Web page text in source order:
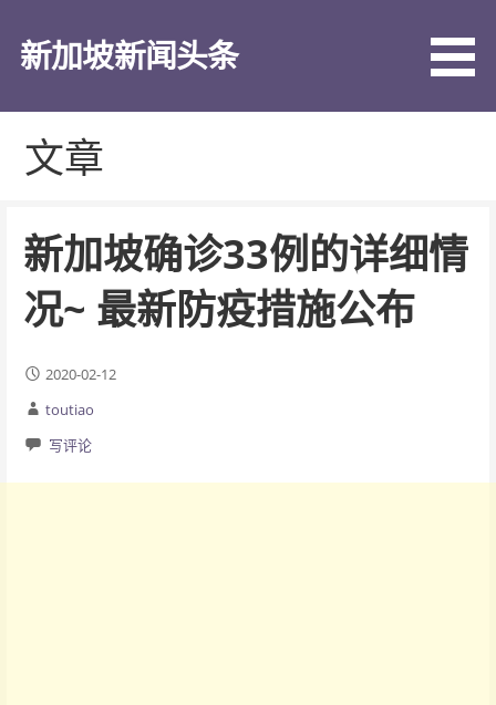
新加坡新闻头条
文章
新加坡确诊33例的详细情
况~ 最新防疫措施公布
2020-02-12
toutiao
写评论